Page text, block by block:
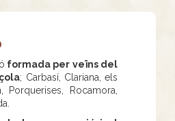
formada per veïns del
; Carbasí, Clariana, els
Porquerises, Rocamora,